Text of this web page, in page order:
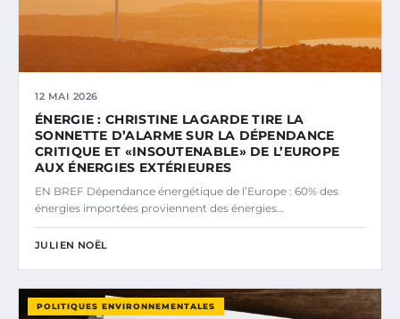
12 MAI 2026
ÉNERGIE : CHRISTINE LAGARDE TIRE LA
SONNETTE D’ALARME SUR LA DÉPENDANCE
CRITIQUE ET «INSOUTENABLE» DE L’EUROPE
AUX ÉNERGIES EXTÉRIEURES
EN BREF Dépendance énergétique de l’Europe : 60% des
énergies importées proviennent des énergies…
JULIEN NOËL
POLITIQUES ENVIRONNEMENTALES